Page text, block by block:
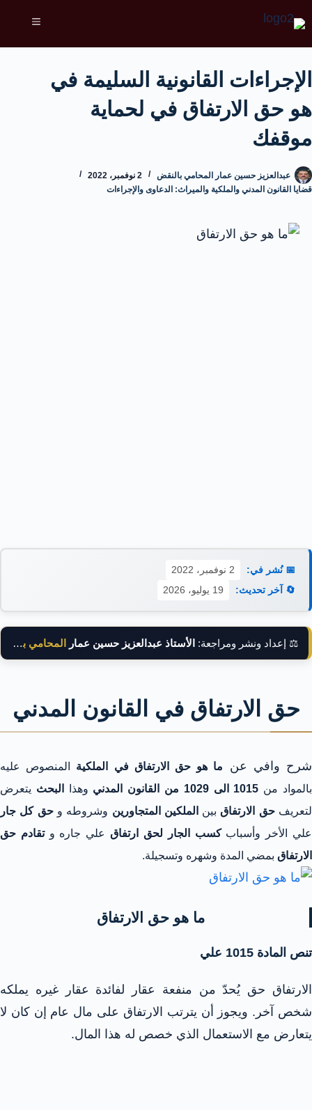
الإجراءات القانونية السليمة في
هو حق الارتفاق في لحماية
موقفك
عبدالعزيز حسين عمار المحامي بالنقض
2 نوفمبر، 2022
قضايا القانون المدني والملكية والميراث: الدعاوى والإجراءات
📅 نُشر في:
2 نوفمبر، 2022
🔄 آخر تحديث:
19 يوليو، 2026
⚖️ إعداد ونشر ومراجعة: الأستاذ عبدالعزيز حسين عمار المحامي بالنقض
حق الارتفاق في القانون المدني
شرح وافي عن ما هو حق الارتفاق في الملكية المنصوص عليه
بالمواد من 1015 الى 1029 من القانون المدني وهذا البحث يتعرض
لتعريفحق الارتفاق بين الملكين المتجاورين وشروطه وحق كل جار
علي الأخر وأسبابكسب الجار لحق ارتفاق علي جاره وتقادم حق
الارتفاق بمضي المدة وشهره وتسجيلة.
ما هو حق الارتفاق
تنص المادة 1015 علي
الارتفاق حق يُحدّ من منفعة عقار لفائدة عقار غيره يملكه
شخص آخر. ويجوز أن يترتب الارتفاق على مال عام إن كان لا
يتعارض مع الاستعمال الذي خصص له هذا المال.